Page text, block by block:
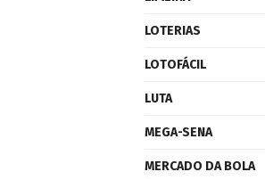
LOTERIAS
LOTOFÁCIL
LUTA
MEGA-SENA
MERCADO DA BOLA